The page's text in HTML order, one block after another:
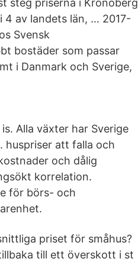
steg priserna i Kronoberg
4 av landets län, … 2017-
Svensk
bostäder som passar
i Danmark och Sverige,
Alla växter har Sverige
huspriser att falla och
och dålig
korrelation.
för börs- och
priset för småhus?
till ett överskott i st